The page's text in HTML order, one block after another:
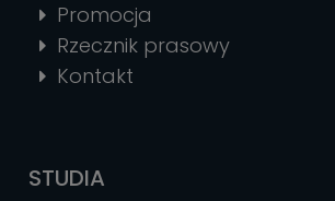
Promocja
Rzecznik prasowy
Kontakt
STUDIA